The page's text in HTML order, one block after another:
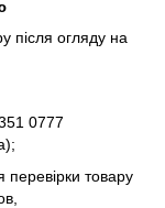
після огляду на
0777
перевірки товару